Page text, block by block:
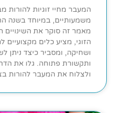
המעבר מחיי זוגיות להורות
משמעותיים, במיוחד בשנה
מאמר זה סוקר את
הזוגי, מציע כלים מקצועיים
ושחיקה, ומסביר כיצד ניתן
ותקשורת פתוחה. גלו את
ולצלוח את המעבר להורות